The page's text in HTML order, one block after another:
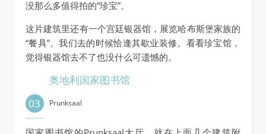
没那么多值得拍的“珍宝”。
这片建筑里还有一个宫廷银器馆，展览哈布斯堡家族的
“餐具”。我们去的时候恰逢其歇业装修。看看珍宝馆，
觉得银器馆去不了也没什么可遗憾的。
03
奥地利国家图书馆
Prunksaal